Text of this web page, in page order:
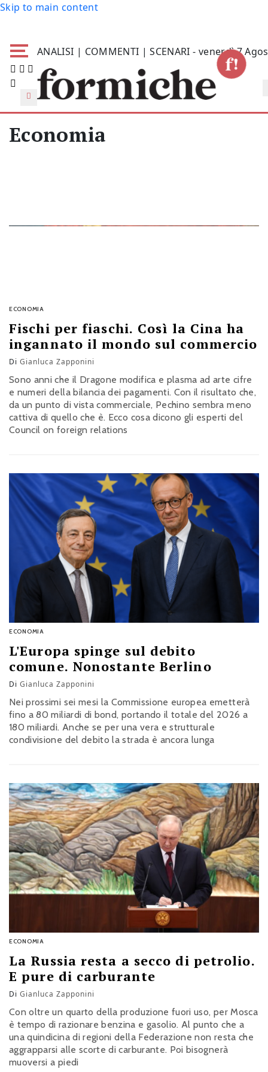
Skip to main content
ANALISI | COMMENTI | SCENARI - venerdì 7
Economia
ECONOMIA
Fischi per fiaschi. Così la Cina ha
ingannato il mondo sul commercio
Di Gianluca Zapponini
Sono anni che il Dragone modifica e plasma ad arte cifre
e numeri della bilancia dei pagamenti. Con il risultato che,
da un punto di vista commerciale, Pechino sembra meno
cattiva di quello che è. Ecco cosa dicono gli esperti del
Council on foreign relations
ECONOMIA
L'Europa spinge sul debito
comune. Nonostante Berlino
Di Gianluca Zapponini
Nei prossimi sei mesi la Commissione europea emetterà
fino a 80 miliardi di bond, portando il totale del 2026 a
180 miliardi. Anche se per una vera e strutturale
condivisione del debito la strada è ancora lunga
ECONOMIA
La Russia resta a secco di petrolio.
E pure di carburante
Di Gianluca Zapponini
Con oltre un quarto della produzione fuori uso, per Mosca
è tempo di razionare benzina e gasolio. Al punto che a
una quindicina di regioni della Federazione non resta che
aggrapparsi alle scorte di carburante. Poi bisognerà
muoversi a piedi